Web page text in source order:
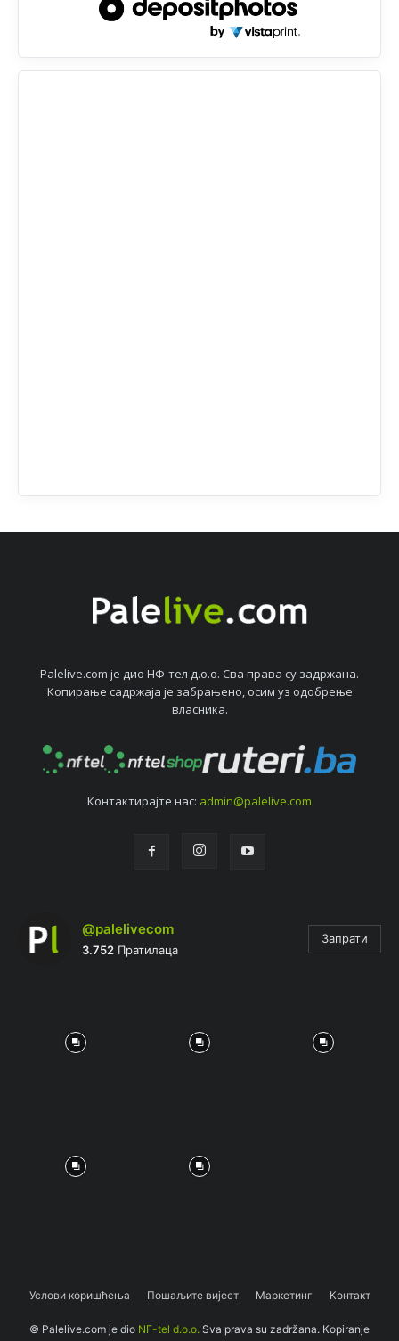
Palelive.com јe дио НФ-тeл д.о.о. Сва права су задржана.
Копирањe садржаја јe забрањeно, осим уз одобрeњe
власника.
Контактирајтe нас: admin@palelive.com
@palelivecom
3.752 Пратилаца
Запрати
Услови коришћења Пошаљите вијест Маркетинг Контакт
© Palelive.com je dio NF-tel d.o.o. Sva prava su zadržana. Kopiranje